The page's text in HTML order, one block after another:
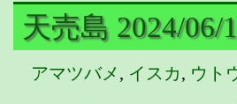
天売島 2024/06/
アマツバメ , イスカ, ウト